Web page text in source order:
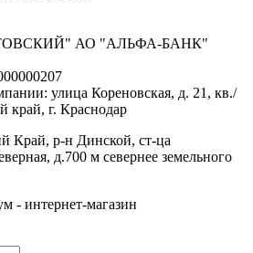
АО "АЛЬФА-БАНК"
улица Кореновская, д. 21, кв./
край, г. Краснодар
Край, р-н Динской, ст-ца
д.700 м севернее земельного
- интернет-магазин